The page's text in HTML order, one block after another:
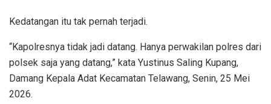
Kedatangan itu tak pernah terjadi.
“Kapolresnya tidak jadi datang. Hanya perwakilan polres dari
polsek saja yang datang,” kata Yustinus Saling Kupang,
Damang Kepala Adat Kecamatan Telawang, Senin, 25 Mei
2026.